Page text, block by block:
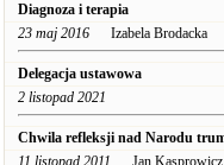
Diagnoza i terapia
23 maj 2016 Izabela Brodacka
Delegacja ustawowa
2 listopad 2021
Chwila refleksji nad Narodu
11 listopad 2011 Jan Kasprowicz